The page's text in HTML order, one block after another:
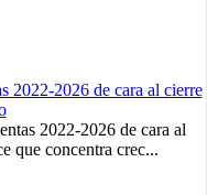
2022-2026 de cara al
que concentra crec...